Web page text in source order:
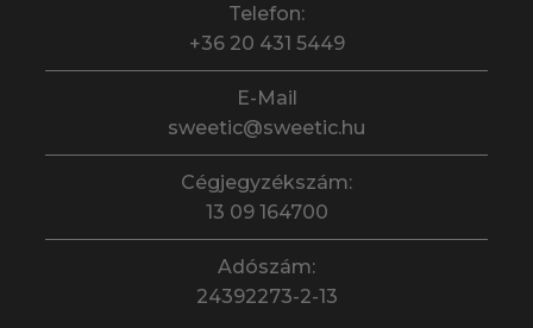
Telefon:
+36 20 431 5449
E-Mail
sweetic@sweetic.hu
Cégjegyzékszám:
13 09 164700
Adószám:
24392273-2-13